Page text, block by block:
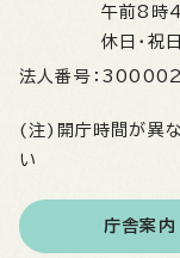
午前8時
休日・祝
法人番号：
(注)開庁時間が異な
い
庁舎案内